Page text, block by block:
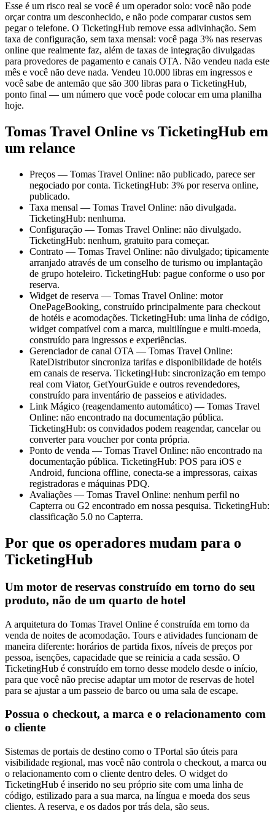
Esse é um risco real se você é um operador solo: você não pode
orçar contra um desconhecido, e não pode comparar custos sem
pegar o telefone. O TicketingHub remove essa adivinhação. Sem
taxa de configuração, sem taxa mensal: você paga 3% nas reservas
online que realmente faz, além de taxas de integração divulgadas
para provedores de pagamento e canais OTA. Não vendeu nada este
mês e você não deve nada. Vendeu 10.000 libras em ingressos e
você sabe de antemão que são 300 libras para o TicketingHub,
ponto final — um número que você pode colocar em uma planilha
hoje.
Tomas Travel Online vs TicketingHub em
um relance
Preços — Tomas Travel Online: não publicado, parece ser
negociado por conta. TicketingHub: 3% por reserva online,
publicado.
Taxa mensal — Tomas Travel Online: não divulgada.
TicketingHub: nenhuma.
Configuração — Tomas Travel Online: não divulgado.
TicketingHub: nenhum, gratuito para começar.
Contrato — Tomas Travel Online: não divulgado; tipicamente
arranjado através de um conselho de turismo ou implantação
de grupo hoteleiro. TicketingHub: pague conforme o uso por
reserva.
Widget de reserva — Tomas Travel Online: motor
OnePageBooking, construído principalmente para checkout
de hotéis e acomodações. TicketingHub: uma linha de código,
widget compatível com a marca, multilíngue e multi-moeda,
construído para ingressos e experiências.
Gerenciador de canal OTA — Tomas Travel Online:
RateDistributor sincroniza tarifas e disponibilidade de hotéis
em canais de reserva. TicketingHub: sincronização em tempo
real com Viator, GetYourGuide e outros revendedores,
construído para inventário de passeios e atividades.
Link Mágico (reagendamento automático) — Tomas Travel
Online: não encontrado na documentação pública.
TicketingHub: os convidados podem reagendar, cancelar ou
converter para voucher por conta própria.
Ponto de venda — Tomas Travel Online: não encontrado na
documentação pública. TicketingHub: POS para iOS e
Android, funciona offline, conecta-se a impressoras, caixas
registradoras e máquinas PDQ.
Avaliações — Tomas Travel Online: nenhum perfil no
Capterra ou G2 encontrado em nossa pesquisa. TicketingHub:
classificação 5.0 no Capterra.
Por que os operadores mudam para o
TicketingHub
Um motor de reservas construído em torno do seu
produto, não de um quarto de hotel
A arquitetura do Tomas Travel Online é construída em torno da
venda de noites de acomodação. Tours e atividades funcionam de
maneira diferente: horários de partida fixos, níveis de preços por
pessoa, isenções, capacidade que se reinicia a cada sessão. O
TicketingHub é construído em torno desse modelo desde o início,
para que você não precise adaptar um motor de reservas de hotel
para se ajustar a um passeio de barco ou uma sala de escape.
Possua o checkout, a marca e o relacionamento com
o cliente
Sistemas de portais de destino como o TPortal são úteis para
visibilidade regional, mas você não controla o checkout, a marca ou
o relacionamento com o cliente dentro deles. O widget do
TicketingHub é inserido no seu próprio site com uma linha de
código, estilizado para a sua marca, na língua e moeda dos seus
clientes. A reserva, e os dados por trás dela, são seus.